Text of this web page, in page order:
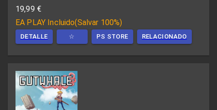
19,99 €
EA PLAY Incluido(Salvar 100%)
DETALLE ☆ PS STORE RELACIONADO